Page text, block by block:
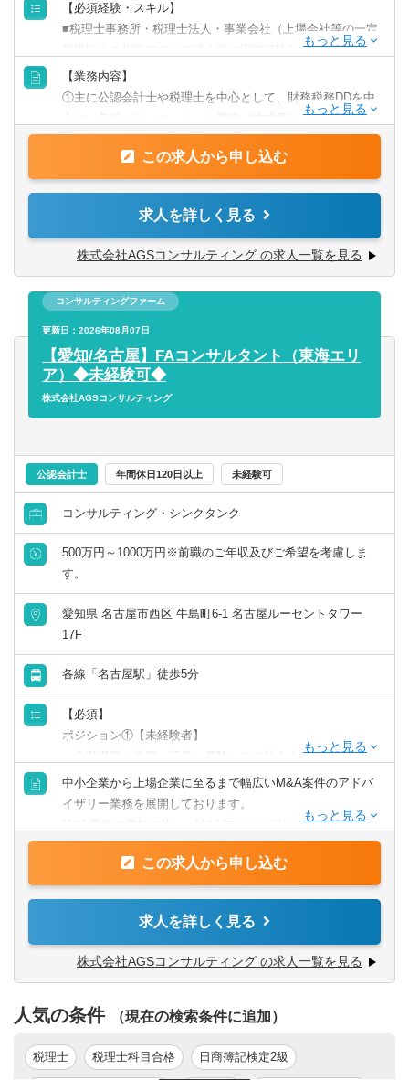
【必須経験・スキル】
■税理士事務所・税理士法人・事業会社（上場会社等の一定
規模以上の想定です）で法人税の実務経験3年以上ある方
（税理士試験2科目以上保有の方）
■税理士、FAS税務業務経験者
【業務内容】
①主に公認会計士や税理士を中心として、財務税務DDを中
心に、各種バリュエーション業務（株式価値算定・事業価
その後のPMI業務、スキームにかかるアドバイザリー業務
等を行っております。
社化、上場会社のMBOによる非公開化等にかかるFA業務を
メインに行っております（通常の買収案件に係るFA業務も
行っています）。
れらをM&Aの案件で一気通貫に提供しています。（M&A戦
略（セルサイド/バイサイド）、FA、ビジネスDD、PMI、
セルサイド売却支援、企業価値向上支援など）
【入社後の業務】
▽税理士・・・税理士事務所・税理士法人でのご経験を有
する方は、まずは税務デューデリジェンス業務を担って頂
きます。その他、主に組織再編関連の税務質問に対応する
でM&Aが種のため、数社程度）をご担当頂きます。
そういった業務を中心としてご経験していく中で、財務デ
ついても、ご本人の希望などとすり合わせながら、広くご
この求人から申し込む
求人を詳しく見る
株式会社AGSコンサルティング の求人一覧を見る
コンサルティングファーム
更新日：2026年08月07日
【愛知/名古屋】FAコンサルタント（東海エリ
ア）◆未経験可◆
株式会社AGSコンサルティング
公認会計士 年間休日120日以上 未経験可
コンサルティング・シンクタンク
500万円～1000万円※前職のご年収及びご希望を考慮しま
す。
愛知県 名古屋市西区 牛島町6-1 名古屋ルーセントタワー
17F
各線「名古屋駅」徒歩5分
【必須】
ポジション①【未経験者】
・金融機関（地銀、証券、保険）での社会人経験が3年以上
ある方
・M&Aのアドバイザリー業務を自らの専門分野にしていき
たいと考えている方
ポジション②【公認会計士】
・公認会計士
ポジション③【M&Aアドバイザリー（FA）経験者】
・銀行、証券、BIG4等においてM&Aアドバイザリー部署に
おいて、エグゼキューション経験を5年以上有する方
・M&A仲介会社において実務経験が2年以上ある方
中小企業から上場企業に至るまで幅広いM&A案件のアドバ
イザリー業務を展開しております。
M&A案件の増加に伴い、M&Aアドバイザリー業務におけ
ポジション①【未経験者】
ポジション②【公認会計士】
当して頂きます。
案件にも携わることができます。
・FA業務が主ではありますが、財務税務デューデリジェン
この求人から申し込む
求人を詳しく見る
株式会社AGSコンサルティング の求人一覧を見る
人気の条件 （現在の検索条件に追加）
税理士 税理士科目合格 日商簿記検定2級